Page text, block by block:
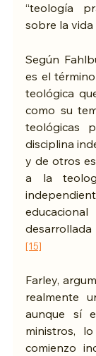
“teología
sobre la
Según
es el
teológica
como su
teológicas
disciplina
y de otros
a la
[15]
Farley,
realmente
aunque sí
ministros,
comienzo